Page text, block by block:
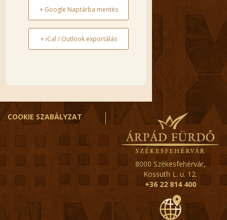
+ Google Naptárba mentés
+ iCal / Outlook exportálás
COOKIE SZABÁLYZAT
8000 Székesfehérvár,
Kossuth L. u. 12.
+36 22 814 400